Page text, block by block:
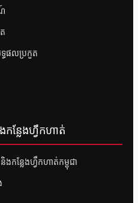
ធផលប្រកួត
ន្លែងហ្វឹកហាត់
កន្លែងហ្វឹកហាត់កម្ពុជា